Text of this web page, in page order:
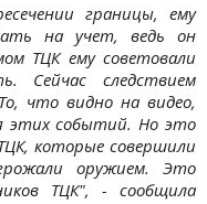
границы, ему
на учет, ведь он
ТЦК ему советовали
следствием
что видно на видео,
этих событий. Но это
которые совершили
оружием. Это
ТЦК", - сообщила